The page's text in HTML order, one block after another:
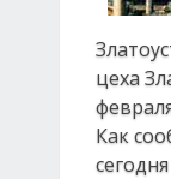
цеха
Как